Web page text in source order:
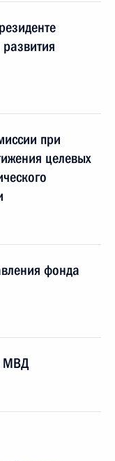
при
целевых
фонда
МВД